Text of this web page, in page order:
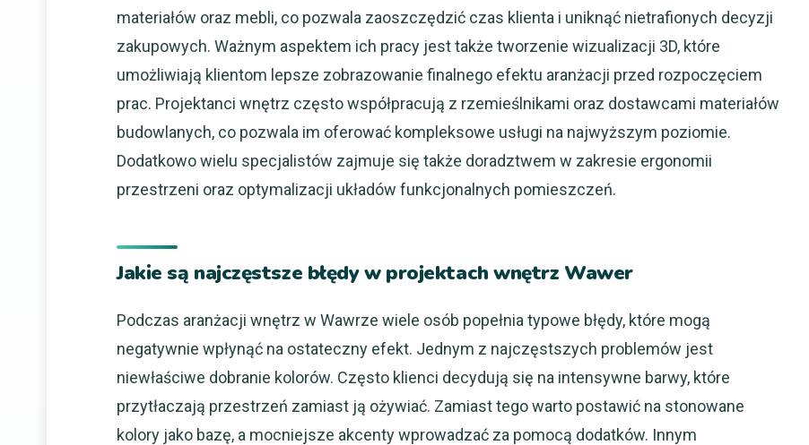
materiałów oraz mebli, co pozwala zaoszczędzić czas klienta i uniknąć nietrafionych decyzji
zakupowych. Ważnym aspektem ich pracy jest także tworzenie wizualizacji 3D, które
umożliwiają klientom lepsze zobrazowanie finalnego efektu aranżacji przed rozpoczęciem
prac. Projektanci wnętrz często współpracują z rzemieślnikami oraz dostawcami materiałów
budowlanych, co pozwala im oferować kompleksowe usługi na najwyższym poziomie.
Dodatkowo wielu specjalistów zajmuje się także doradztwem w zakresie ergonomii
przestrzeni oraz optymalizacji układów funkcjonalnych pomieszczeń.
Jakie są najczęstsze błędy w projektach wnętrz Wawer
Podczas aranżacji wnętrz w Wawrze wiele osób popełnia typowe błędy, które mogą
negatywnie wpłynąć na ostateczny efekt. Jednym z najczęstszych problemów jest
niewłaściwe dobranie kolorów. Często klienci decydują się na intensywne barwy, które
przytłaczają przestrzeń zamiast ją ożywiać. Zamiast tego warto postawić na stonowane
kolory jako bazę, a mocniejsze akcenty wprowadzać za pomocą dodatków. Innym